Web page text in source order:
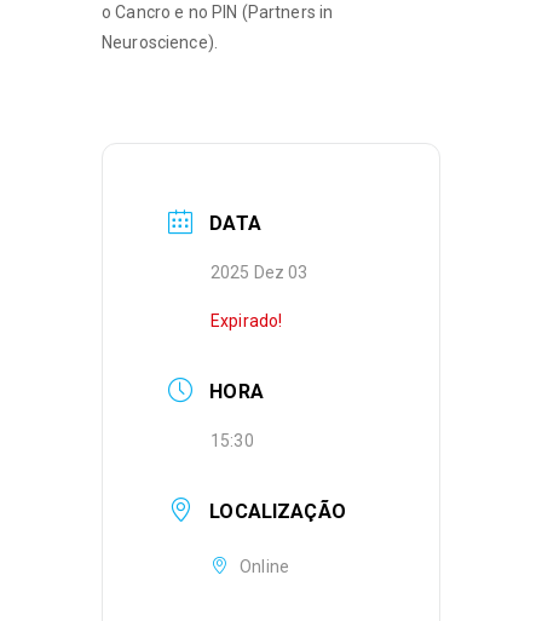
o Cancro e no PIN (Partners in
Neuroscience).
DATA
2025 Dez 03
Expirado!
HORA
15:30
LOCALIZAÇÃO
Online